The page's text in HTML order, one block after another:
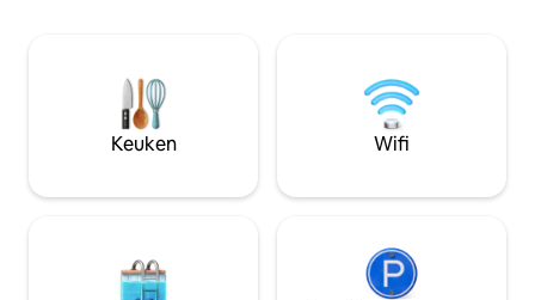
partner te verrassen! (Details en prijzen
vind je hieronder in het gedeelte
'Overige opmerkingen' 👇).
Keuken Wifi